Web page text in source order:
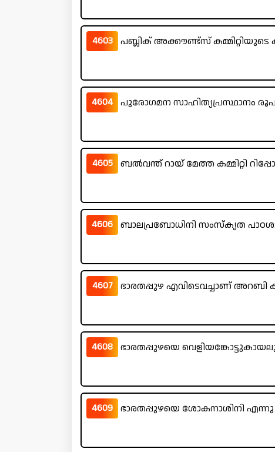
4603 പബ്ലിക് അക്കൗണ്ട്സ്
4604 പുരോഗമന സാഹിത്യപ്രസ്ഥാനം
4605 ബൽവന്ത് റായ് മേത്ത കമ്മിറ്റി
4606 ബാലപ്രബോധിനി സംസ്കൃത
4607 ഭാരതപ്പുഴ എവിടെവച്ചാണ് അറബി
4608 ഭാരതപ്പുഴയെ
4609 ഭാരതപ്പുഴയെ ശോകനാശിനി എന്നു